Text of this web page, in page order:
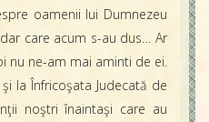
oamenii lui Dumnezeu
care acum s-au dus… Ar
nu ne-am mai aminti de ei.
la Înfricoşata Judecată de
noştri înaintaşi care au